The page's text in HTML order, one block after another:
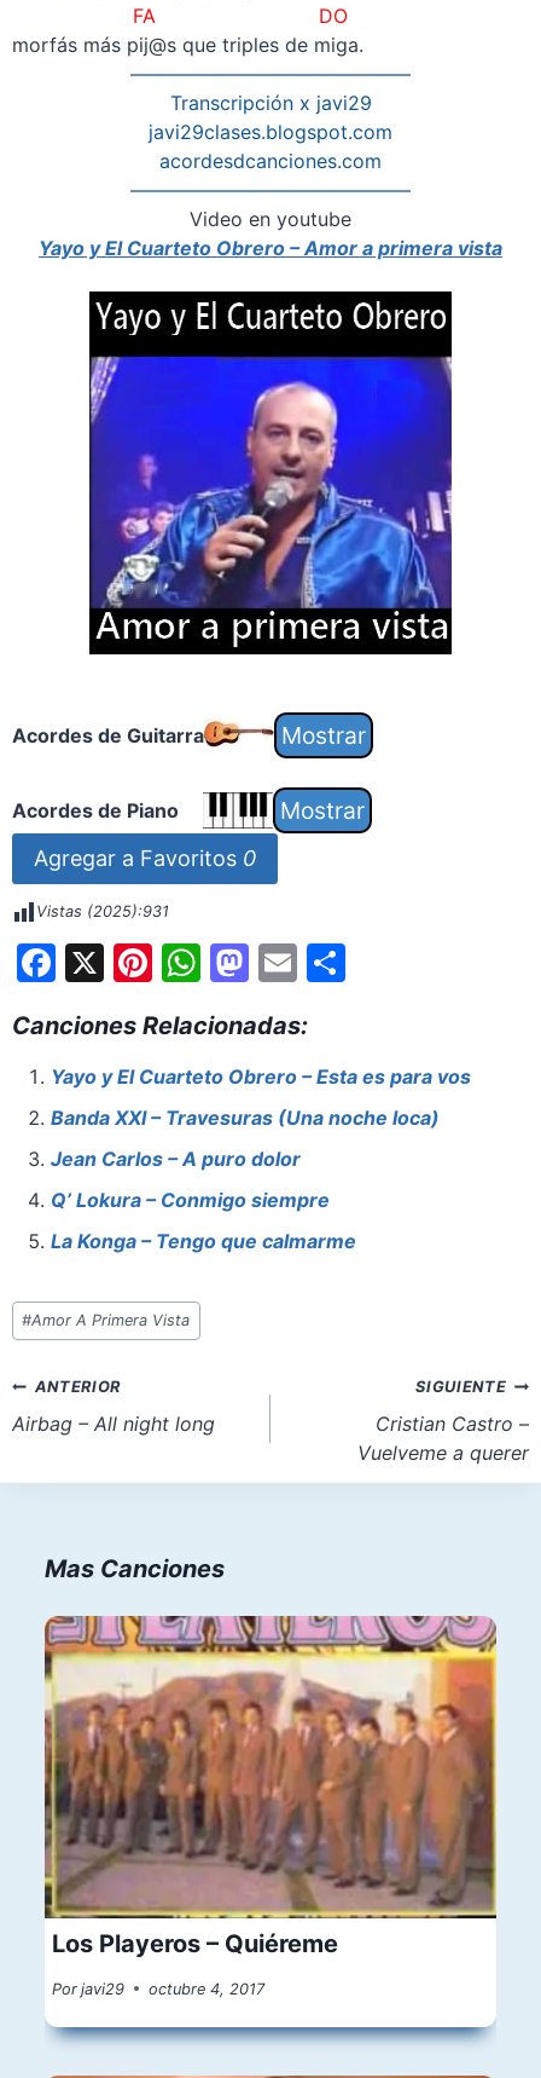
FA DO
morfás más pij@s que triples de miga.
——————————————–
Transcripción x javi29
javi29clases.blogspot.com
acordesdcanciones.com
——————————————–
Video en youtube
Yayo y El Cuarteto Obrero – Amor a primera vista
Acordes de Guitarra
Acordes de Piano
Agregar a Favoritos 0
Vistas (2025):931
F
c
e
b
o
o
k
X Pi
er
e
st
W
at
s
A
p
p
M
st
o
d
o
n
E
ai
l
S
e
Canciones Relacionadas:
Yayo y El Cuarteto Obrero – Esta es para vos
Banda XXI – Travesuras (Una noche loca)
Jean Carlos – A puro dolor
Q’ Lokura – Conmigo siempre
La Konga – Tengo que calmarme
Etiquetas
de
entrada:
#Amor A Primera Vista
Navegación
de
ANTERIOR
Airbag – All night long
SIGUIENTE
Cristian Castro –
Vuelveme a querer
Mas Canciones
Los Playeros – Quiéreme
Por javi29 octubre 4, 2017